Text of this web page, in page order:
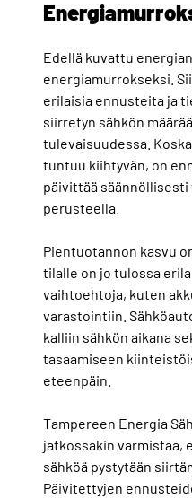
Edellä kuvattu
energiamurrokseksi.
erilaisia ennusteita ja
siirretyn sähkön
tulevaisuudessa.
tuntuu kiihtyvän, on
päivittää
perusteella.
Pientuotannon kasvu
tilalle on jo tulossa
vaihtoehtoja, kuten
varastointiin.
kalliin sähkön aikana
tasaamiseen
eteenpäin.
Tampereen Energia
jatkossakin varmistaa,
sähköä pystytään
Päivitettyjen